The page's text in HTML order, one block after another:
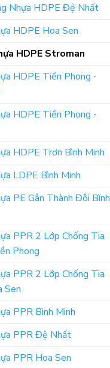
Nhựa HDPE Đệ Nhất
HDPE Hoa Sen
HDPE Stroman
HDPE Tiền Phong -
HDPE Tiền Phong -
HDPE Trơn Bình Minh
LDPE Bình Minh
PE Gân Thành Đôi Bình
PPR 2 Lớp Chống Tia
Phong
PPR 2 Lớp Chống Tia
Sen
PPR Bình Minh
PPR Đệ Nhất
PPR Hoa Sen